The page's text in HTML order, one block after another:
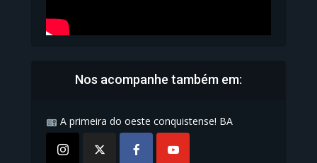
Nos acompanhe também em:
A primeira do oeste conquistense! BA